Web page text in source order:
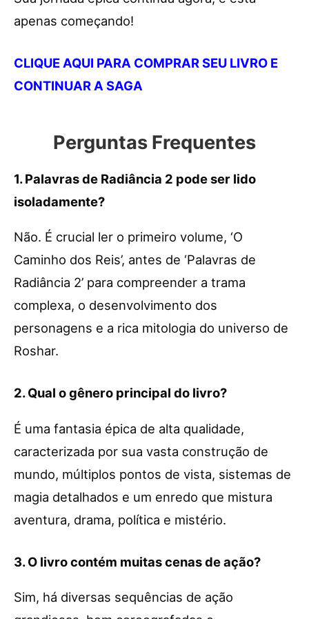
apenas começando!
CLIQUE AQUI PARA COMPRAR SEU LIVRO E
CONTINUAR A SAGA
Perguntas Frequentes
1. Palavras de Radiância 2 pode ser lido
isoladamente?
Não. É crucial ler o primeiro volume, ‘O
Caminho dos Reis’, antes de ‘Palavras de
Radiância 2’ para compreender a trama
complexa, o desenvolvimento dos
personagens e a rica mitologia do universo de
Roshar.
2. Qual o gênero principal do livro?
É uma fantasia épica de alta qualidade,
caracterizada por sua vasta construção de
mundo, múltiplos pontos de vista, sistemas de
magia detalhados e um enredo que mistura
aventura, drama, política e mistério.
3. O livro contém muitas cenas de ação?
Sim, há diversas sequências de ação